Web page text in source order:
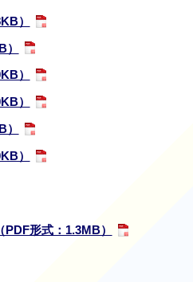
）
）
）
）
形式：1.3MB）